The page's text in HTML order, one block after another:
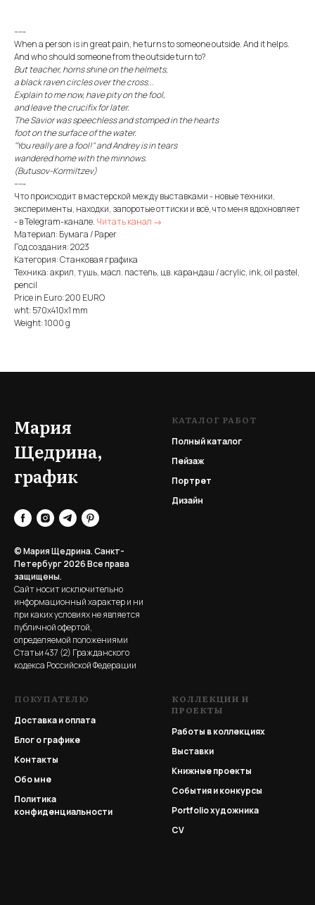
-----
When a person is in great pain, he turns to someone outside. And it helps.
And who should someone from the outside turn to?
But teacher, horns shine on the helmets,
a black raven circles over the cross...
Explain to me now, have pity on the fool,
and leave the crucifix for later.
The Savior was speechless and stomped in the hearts
foot on the surface of the water.
"You really are a fool!" and Andrey is in tears
wandered home with the minnows.
(Butusov-Kormiltzev)
-----
Что происходит в мастерской между выставками - новые техники,
эксперименты, находки, запоротые оттиски и всё, что меня вдохновляет
- в Telegram-канале. Читать канал →
Материал: Бумага / Paper
Год создания: 2023
Категория: Станковая графика
Техника: акрил, тушь, масл. пастель, цв. карандаш / acrylic, ink, oil pastel,
pencil
Price in Euro: 200 EURO
wht: 570x410x1 mm
Weight: 1000 g
Мария
Щедрина,
график
© Мария Щедрина. Санкт-
Петербург 2026Все права
защищены.
Сайт носит исключительно
информационный характер и ни
при каких условиях не является
публичной офертой,
определяемой положениями
Статьи 437 (2) Гражданского
кодекса Российской Федерации
КАТАЛОГ РАБОТ
Полный каталог
Пейзаж
Портрет
Дизайн
ПОКУПАТЕЛЮ
Доставка и оплата
Блог о графике
Контакты
Обо мне
Политика
конфиденциальности
КОЛЛЕКЦИИ И
ПРОЕКТЫ
Работы в коллекциях
Выставки
Книжные проекты
События и конкурсы
Portfolioхудожника
CV